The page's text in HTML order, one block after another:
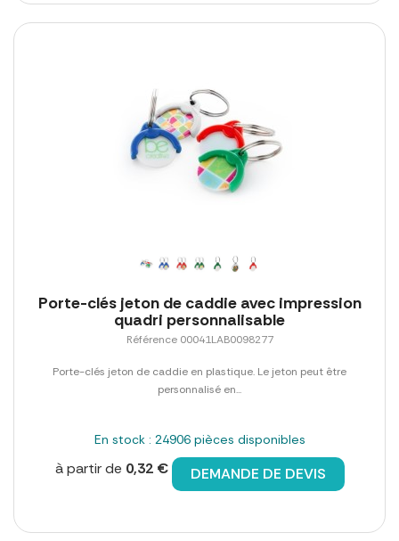
Porte-clés jeton de caddie avec impression
quadri personnalisable
Référence 00041LAB0098277
Porte-clés jeton de caddie en plastique. Le jeton peut être
personnalisé en...
En stock : 24906 pièces disponibles
à partir de 0,32 € DEMANDE DE DEVIS